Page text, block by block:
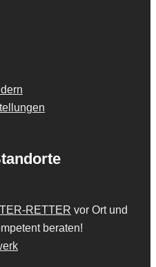
RETTER vor Ort und
beraten!